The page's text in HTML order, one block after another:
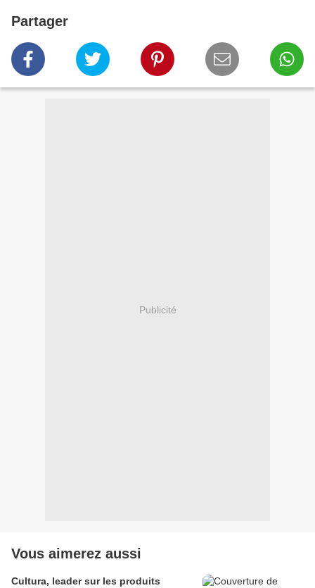
Partager
Publicité
Vous aimerez aussi
Cultura, leader sur les produits